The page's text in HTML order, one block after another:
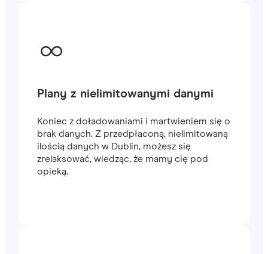
Plany z nielimitowanymi danymi
Koniec z doładowaniami i martwieniem się o
brak danych. Z przedpłaconą, nielimitowaną
ilością danych w Dublin, możesz się
zrelaksować, wiedząc, że mamy cię pod
opieką.